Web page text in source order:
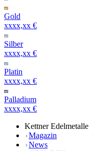
Gold
xxxx,xx €
Silber
xxxx,xx €
Platin
xxxx,xx €
Palladium
xxxx,xx €
Kettner Edelmetalle
Magazin
News